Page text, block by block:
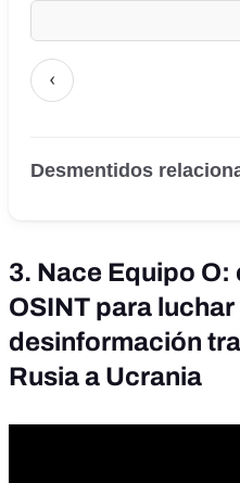
‹
Desmentidos
3. Nace Equipo
OSINT para
desinformación
Rusia a Ucrania